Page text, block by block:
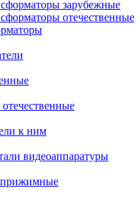
зарубежные
отечественные
к ним
видеоаппаратуры
прижимные